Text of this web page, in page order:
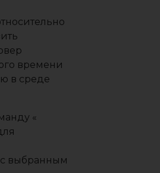
«
выбранным